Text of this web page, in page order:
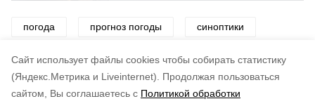
Cайт использует файлы cookies чтобы собирать статистику
(Яндекс.Метрика и Liveinternet).
Продолжая пользоваться
сайтом, Вы соглашаетесь с Политикой обработки
погода прогноз погоды синоптики
ветер снег